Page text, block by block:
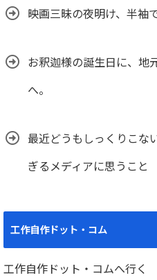
映画三昧の夜明け、半袖
お釈迦様の誕生日に、地
へ。
最近どうもしっくりこな
ぎるメディアに思うこと
工作自作ドット・コム
工作自作ドット・コムへ行く